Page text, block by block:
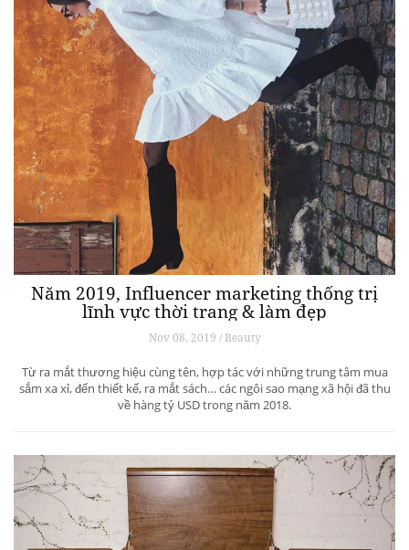
Năm 2019, Influencer marketing thống trị
lĩnh vực thời trang & làm đẹp
Nov 08, 2019 / Beauty
Từ ra mắt thương hiệu cùng tên, hợp tác với những trung tâm mua
sắm xa xỉ, đến thiết kế, ra mắt sách… các ngôi sao mạng xã hội đã thu
về hàng tỷ USD trong năm 2018.